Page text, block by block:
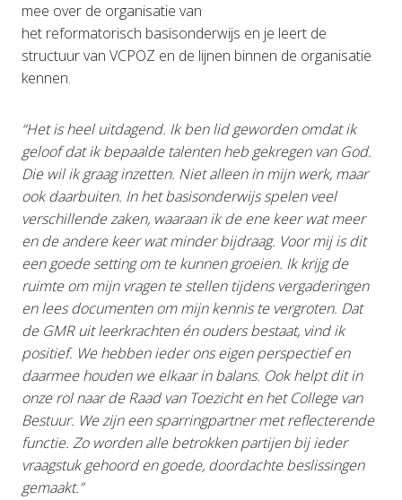
mee over de organisatie van
het reformatorisch basisonderwijs en je leert de
structuur van VCPOZ en de lijnen binnen de organisatie
kennen.
“Het is heel uitdagend. Ik ben lid geworden omdat ik
geloof dat ik bepaalde talenten heb gekregen van God.
Die wil ik graag inzetten. Niet alleen in mijn werk, maar
ook daarbuiten. In het basisonderwijs spelen veel
verschillende zaken, waaraan ik de ene keer wat meer
en de andere keer wat minder bijdraag. Voor mij is dit
een goede setting om te kunnen groeien. Ik krijg de
ruimte om mijn vragen te stellen tijdens vergaderingen
en lees documenten om mijn kennis te vergroten. Dat
de GMR uit leerkrachten én ouders bestaat, vind ik
positief. We hebben ieder ons eigen perspectief en
daarmee houden we elkaar in balans. Ook helpt dit in
onze rol naar de Raad van Toezicht en het College van
Bestuur. We zijn een sparringpartner met reflecterende
functie. Zo worden alle betrokken partijen bij ieder
vraagstuk gehoord en goede, doordachte beslissingen
gemaakt.”